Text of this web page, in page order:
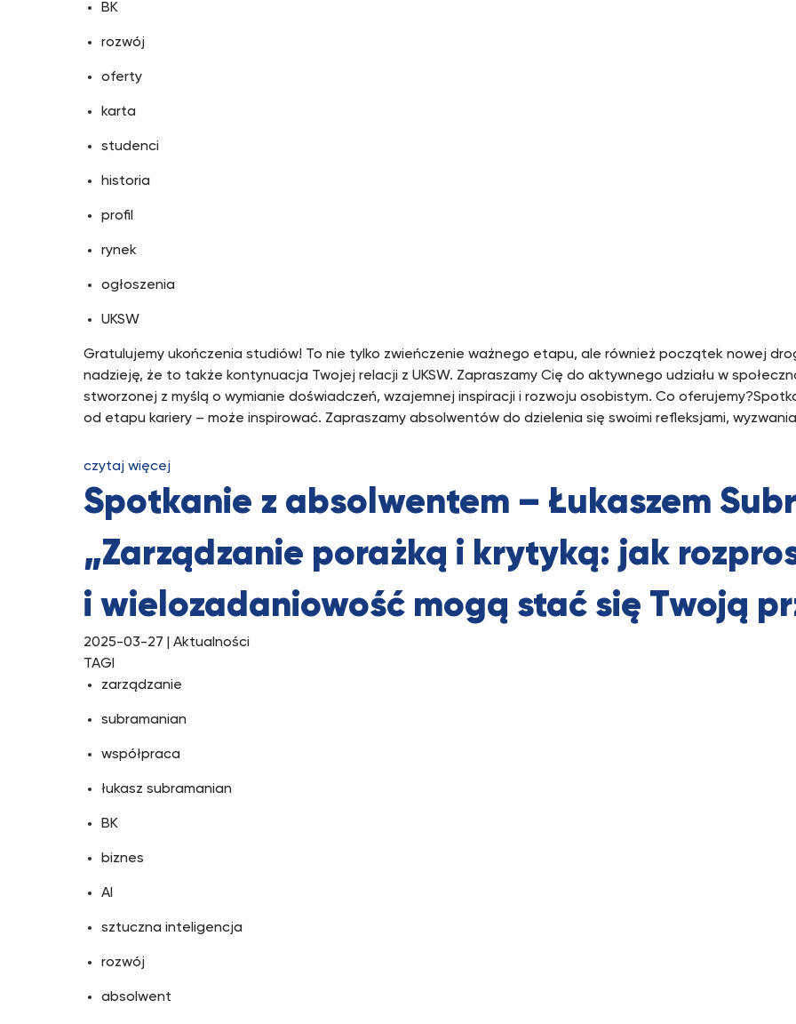
BK
rozwój
oferty
karta
studenci
historia
profil
rynek
ogłoszenia
UKSW
Gratulujemy ukończenia studiów! To nie tylko zwieńczenie ważnego etapu, ale również początek nowej
nadzieję, że to także kontynuacja Twojej relacji z UKSW. Zapraszamy Cię do aktywnego udziału w
stworzonej z myślą o wymianie doświadczeń, wzajemnej inspiracji i rozwoju osobistym. Co
od etapu kariery – może inspirować. Zapraszamy absolwentów do dzielenia się swoimi refleksjami,
czytaj więcej
Spotkanie z absolwentem – Łukaszem
„Zarządzanie porażką i krytyką: jak
i wielozadaniowość mogą stać się Twoją
2025-03-27 | Aktualności
TAGI
zarządzanie
subramanian
współpraca
łukasz subramanian
BK
biznes
AI
sztuczna inteligencja
rozwój
absolwent